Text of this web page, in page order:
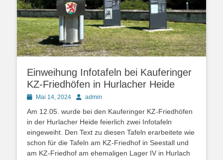
Einweihung Infotafeln bei Kauferinger
KZ-Friedhöfen in Hurlacher Heide
PostedMai 14, 2024 Autoradmin
Am 12.05. wurde bei den Kauferinger KZ-Friedhöfen
in der Hurlacher Heide feierlich zwei Infotafeln
eingeweiht. Den Text zu diesen Tafeln erarbeitete wie
schon für die Tafeln am KZ-Friedhof in Seestall und
am KZ-Friedhof am ehemaligen Lager IV in Hurlach